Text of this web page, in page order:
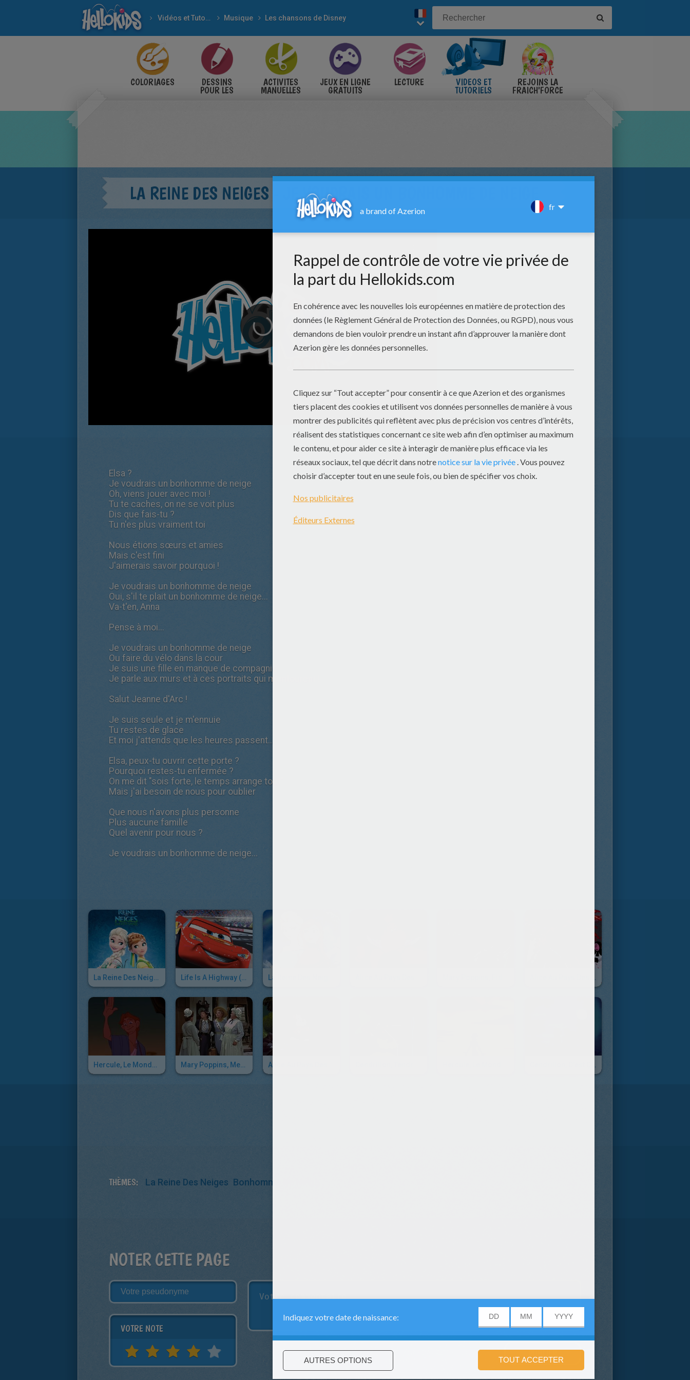
Vidéos et Tutoriels Musique Les chansons de Disney
COLORIAGES DESSINS
POUR LES
ACTIVITES
MANUELLES
JEUX EN LIGNE
GRATUITS
LECTURE VIDÉOS ET
TUTORIELS
REJOINS LA
FRAICH'FORCE
LA REINE DES NEIGES - JE VOUDRAIS UN BONHOMME DE NEIGE
Elsa ?
Je voudrais un bonhomme de neige
Oh, viens jouer avec moi !
Tu te caches, on ne se voit plus
Dis que fais-tu ?
Tu n'es plus vraiment toi
Nous étions sœurs et amies
Mais c'est fini
J'aimerais savoir pourquoi !
Je voudrais un bonhomme de neige
Oui, s'il te plait un bonhomme de neige...
Va-t'en, Anna
Pense à moi...
Je voudrais un bonhomme de neige
Ou faire du vélo dans la cour
Je suis une fille en manque de compagnie
Je parle aux murs et à ces portraits qui m'entourent !
Salut Jeanne d'Arc !
Je suis seule et je m'ennuie
Tu restes de glace
Et moi j'attends que les heures passent...
Elsa, peux-tu ouvrir cette porte ?
Pourquoi restes-tu enfermée ?
On me dit "sois forte, le temps arrange tout"
Mais j'ai besoin de nous pour oublier
Que nous n'avons plus personne
Plus aucune famille
Quel avenir pour nous ?
Je voudrais un bonhomme de neige...
THÈMES: La Reine Des Neiges Bonhomme De Neige
NOTER CETTE PAGE
VOTRE NOTE